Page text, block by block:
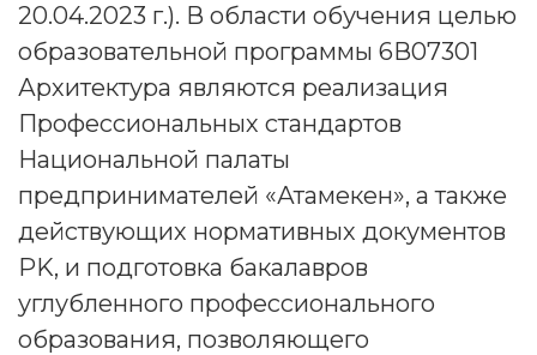
20.04.2023 г.). В области обучения целью
образовательной программы 6В07301
Архитектура являются реализация
Профессиональных стандартов
Национальной палаты
предпринимателей «Атамекен», а также
действующих нормативных документов
PK, и подготовка бакалавров
углубленного профессионального
образования, позволяющего